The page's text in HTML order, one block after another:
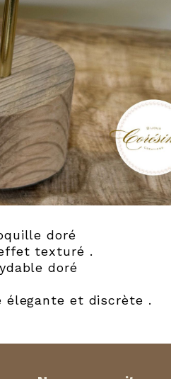
doré
texturé .
doré
élegante et discrète .